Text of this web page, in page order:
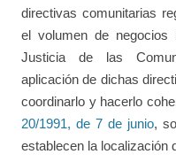
directivas comunitarias
el volumen de negocios
Justicia de las
aplicación de dichas
coordinarlo y hacerlo
20/1991, de 7 de junio,
establecen la localización